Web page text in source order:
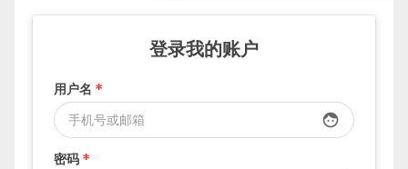
登录我的账户
用户名 *
face
密码 *